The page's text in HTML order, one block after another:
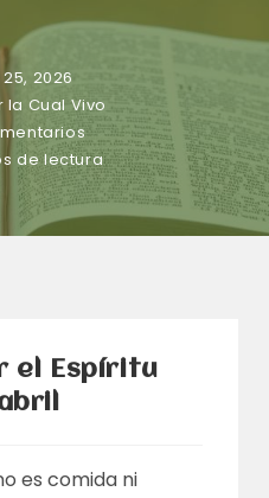
2026
la Cual Vivo
de lectura
el Espíritu
es comida ni